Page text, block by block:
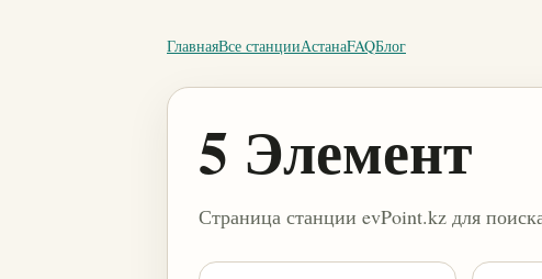
ГлавнаяВсе станцииАстанаFAQБлог
5 Элемент
Страница станции evPoint.kz для